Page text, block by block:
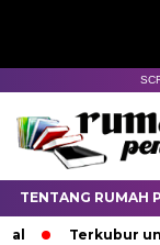
TENTANG RUMAH
Terkubur